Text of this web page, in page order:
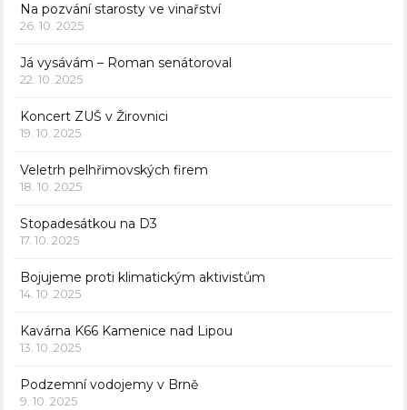
Na pozvání starosty ve vinařství
26. 10. 2025
Já vysávám – Roman senátoroval
22. 10. 2025
Koncert ZUŠ v Žirovnici
19. 10. 2025
Veletrh pelhřimovských firem
18. 10. 2025
Stopadesátkou na D3
17. 10. 2025
Bojujeme proti klimatickým aktivistům
14. 10. 2025
Kavárna K66 Kamenice nad Lipou
13. 10. 2025
Podzemní vodojemy v Brně
9. 10. 2025